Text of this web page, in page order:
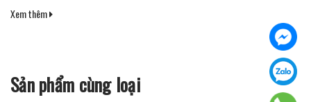
Xem thêm
Sản phẩm cùng loại